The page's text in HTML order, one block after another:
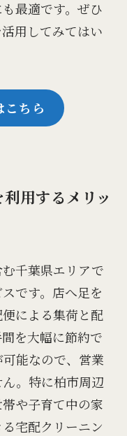
最適です。ぜひ
用してみてはい
ちら
用するメリッ
千葉県エリアで
です。店へ足を
による集荷と配
を大幅に節約で
能なので、営業
。特に柏市周辺
や子育て中の家
宅配クリーニン